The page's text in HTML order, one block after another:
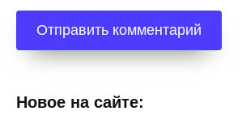
Новое на сайте: